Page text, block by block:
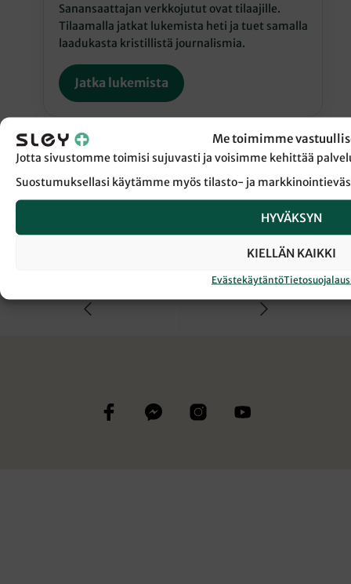
Me toimimme
Jotta sivustomme toimisi sujuvasti ja voisimme kehittää
Suostumuksellasi käytämme myös tilasto- ja
HYVÄKSYN
KIELLÄN KAIKKI
Evästekäytäntö
Sanansaattajan verkkojutut ovat tilaajille.
Tilaamalla jatkat lukemista heti ja tuet samalla
laadukasta kristillistä journalismia.
Jatka lukemista
← Takaisin Sanansaattaja-lehden etusivulle